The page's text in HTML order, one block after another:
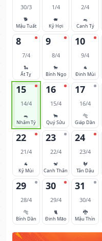
30/3
🐕
Mậu Tuất
1/4
🐖
Kỷ Hợi
2/4
🐀
Canh Tý
8
7/4
🐍
Ất Tỵ
9
8/4
🐎
Bính Ngọ
10
9/4
🐐
Đinh Mùi
15
14/4
🐀
Nhâm Tý
16
15/4
🐂
Quý Sửu
17
16/4
🐅
Giáp Dần
22
21/4
🐐
Kỷ Mùi
23
22/4
🐒
Canh Thân
24
23/4
🐓
Tân Dậu
29
28/4
🐅
Bính Dần
30
29/4
🐈
Đinh Mão
31
30/4
🐉
Mậu Thìn